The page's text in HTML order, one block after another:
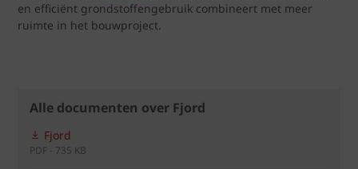
en efficiënt grondstoffengebruik combineert met meer
ruimte in het bouwproject.
Alle documenten over Fjord
Fjord
PDF - 735 KB